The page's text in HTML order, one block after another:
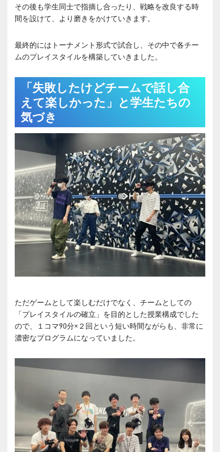
その後も学生同士で指摘し合ったり、戦略を改良する時
間を設けて、より磨きをかけていきます。
最終的にはトーナメント形式で試合し、その中で各チー
ムのプレイスタイルを構築していきました。
「失敗したけどチームで話し合
えて楽しかった」と学生たちの
気づき
ただゲームとして楽しむだけでなく、チームとしての
「プレイスタイルの確立」を目的とした授業構成でした
ので、１コマ90分×２回という短い時間ながらも、非常に
濃密なプログラムになっていました。